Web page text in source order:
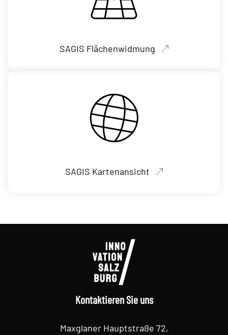
SAGIS Flächenwidmung
SAGIS Kartenansicht
Kontaktieren Sie uns
Maxglaner Hauptstraße 72,